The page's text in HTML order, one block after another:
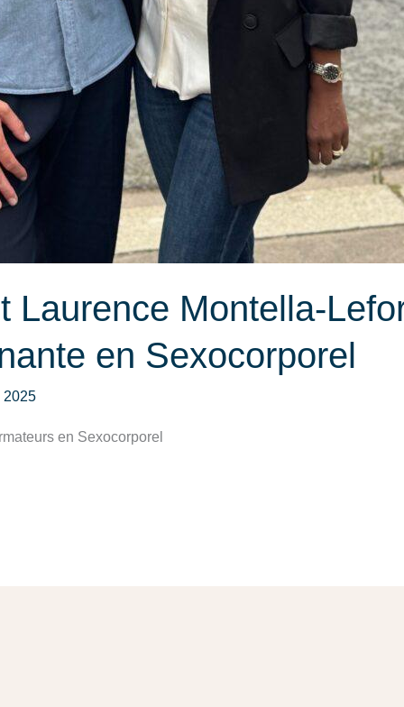
Laurence Montella-
en Sexocorporel
2025
en Sexocorporel